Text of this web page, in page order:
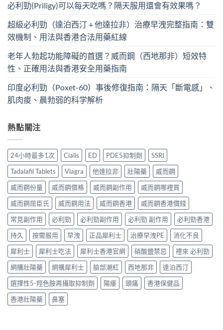
必利勁(Priligy)可以每天吃嗎？隔天服用還會有效果嗎？
超級必利勁（達泊西汀 + 他達拉非）治療早洩完整指南：雙
效機制、用法與香港合法用藥紅線
老年人勃起功能障礙的首選？威而鋼（西地那非）短效特
性、正確用法與香港安全用藥指南
印度必利勁（Poxet-60）事後修復指南：隔天「斷電感」、
肌肉痠、晨勃弱的科学解析
熱點關注
24小時最多1次 Cialis ED PDE5抑制劑
SSRI
Tadalafil Tablets
Viagra 他達拉非 壯陽藥
威而鋼
威而鋼份量
威而鋼價格 威而鋼副作用
威而鋼哪裡買
威而鋼屈臣氏
威而鋼用法 威而鋼香港
威而鋼香港價錢
常見副作用
必利勁 必利勁副作用 必利勁 副作用
必利勁香港
持久
按需服用 早洩 正品犀利士 治療早洩PE
消化不良
犀利士
犀利士吃法 犀利士香港官網 硝酸鹽禁忌
禮來 必利勁
網購壯陽藥
網購犀利士 臉部潮紅 西地那非
達泊西汀
選擇性5-羥色胺再攝取抑制劑
陽痿 頭痛
香港保健品
香港壯陽藥
鼻塞